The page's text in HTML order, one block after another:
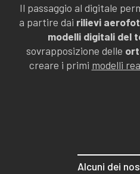
Il passaggio al digitale
a partire dai rilievi
modelli digitali del
sovrapposizione delle
creare i primi modelli
Alcuni dei